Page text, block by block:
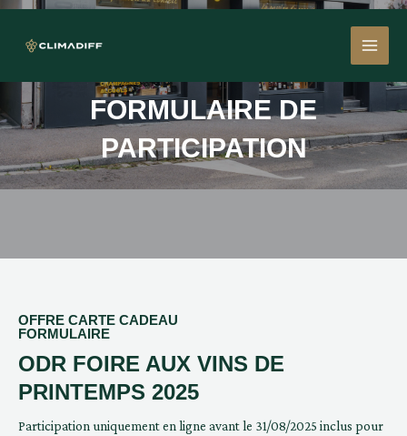
Aller
contenu
FORMULAIRE DE
PARTICIPATION
OFFRE CARTE CADEAU
FORMULAIRE
ODR FOIRE AUX VINS DE
PRINTEMPS 2025
Participation uniquement en ligne avant le 31/08/2025 inclus pour